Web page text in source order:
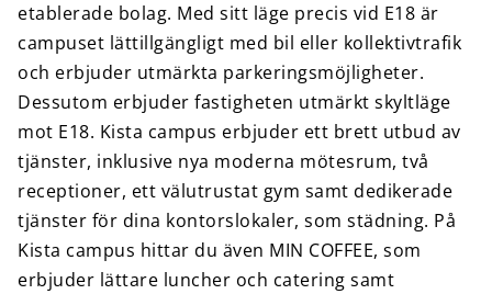
etablerade bolag. Med sitt läge precis vid E18 är
campuset lättillgängligt med bil eller kollektivtrafik
och erbjuder utmärkta parkeringsmöjligheter.
Dessutom erbjuder fastigheten utmärkt skyltläge
mot E18. Kista campus erbjuder ett brett utbud av
tjänster, inklusive nya moderna mötesrum, två
receptioner, ett välutrustat gym samt dedikerade
tjänster för dina kontorslokaler, som städning. På
Kista campus hittar du även MIN COFFEE, som
erbjuder lättare luncher och catering samt